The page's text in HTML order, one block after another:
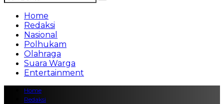
Home
Redaksi
Nasional
Polhukam
Olahraga
Suara Warga
Entertainment
Home
Redaksi